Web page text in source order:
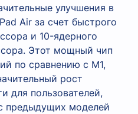
улучшения в
Air за счет быстрого
и 10-ядерного
Этот мощный чип
по сравнению с M1,
рост
для пользователей,
предыдущих моделей